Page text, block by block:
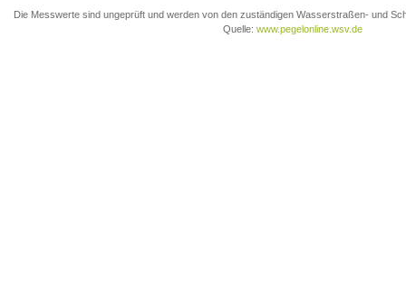
Die Messwerte sind ungeprüft und werden von den zuständigen Wasserstraßen- und
Quelle: www.pegelonline.wsv.de